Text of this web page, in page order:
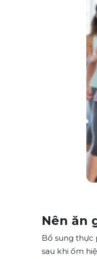
Nên ăn
Bổ sung thực
sau khi ốm